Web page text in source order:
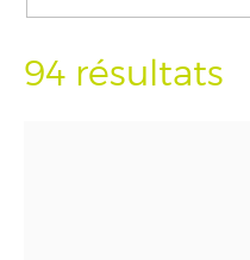
94 résultats